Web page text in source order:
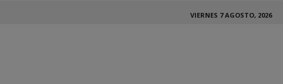
VIERNES 7 AGOSTO, 2026